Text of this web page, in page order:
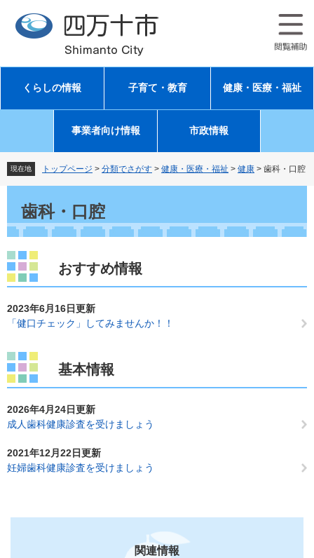
先
す
を
し
文
くらしの情報 子育て・教育 健康・医療・福祉
事業者向け情報 市政情報
現在地 トップページ > 分類でさがす > 健康・医療・福祉 > 健康 > 歯科・口腔
歯科・口腔
おすすめ情報
2023年6月16日更新
「健口チェック」してみませんか！！
基本情報
2026年4月24日更新
成人歯科健康診査を受けましょう
2021年12月22日更新
妊婦歯科健康診査を受けましょう
関連情報